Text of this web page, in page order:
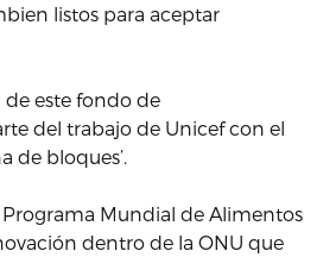
listos para aceptar
de este fondo de
del trabajo de Unicef con el
de bloques’.
Mundial de Alimentos
dentro de la ONU que